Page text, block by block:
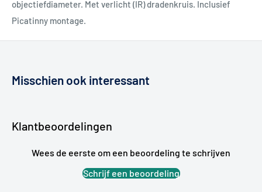
objectiefdiameter. Met verlicht (IR) dradenkruis. Inclusief
Picatinny montage.
Misschien ook interessant
Klantbeoordelingen
Wees de eerste om een beoordeling te schrijven
Schrijf een beoordeling